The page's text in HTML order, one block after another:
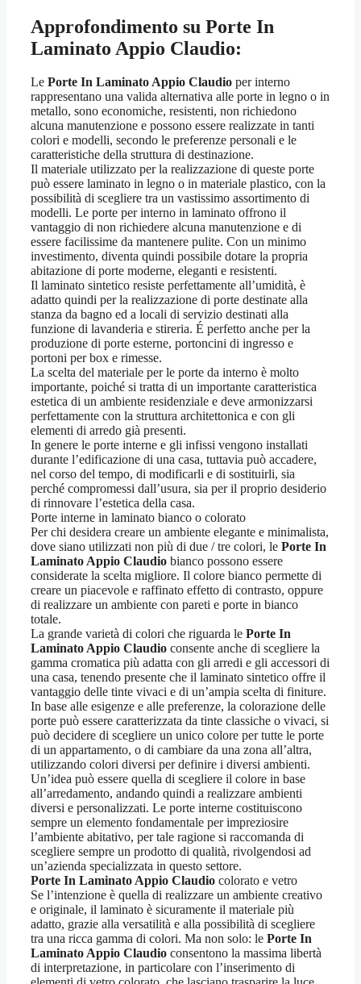
Approfondimento su Porte In
Laminato Appio Claudio:
Le Porte In Laminato Appio Claudio per interno
rappresentano una valida alternativa alle porte in legno o in
metallo, sono economiche, resistenti, non richiedono
alcuna manutenzione e possono essere realizzate in tanti
colori e modelli, secondo le preferenze personali e le
caratteristiche della struttura di destinazione.
Il materiale utilizzato per la realizzazione di queste porte
può essere laminato in legno o in materiale plastico, con la
possibilità di scegliere tra un vastissimo assortimento di
modelli. Le porte per interno in laminato offrono il
vantaggio di non richiedere alcuna manutenzione e di
essere facilissime da mantenere pulite. Con un minimo
investimento, diventa quindi possibile dotare la propria
abitazione di porte moderne, eleganti e resistenti.
Il laminato sintetico resiste perfettamente all’umidità, è
adatto quindi per la realizzazione di porte destinate alla
stanza da bagno ed a locali di servizio destinati alla
funzione di lavanderia e stireria. É perfetto anche per la
produzione di porte esterne, portoncini di ingresso e
portoni per box e rimesse.
La scelta del materiale per le porte da interno è molto
importante, poiché si tratta di un importante caratteristica
estetica di un ambiente residenziale e deve armonizzarsi
perfettamente con la struttura architettonica e con gli
elementi di arredo già presenti.
In genere le porte interne e gli infissi vengono installati
durante l’edificazione di una casa, tuttavia può accadere,
nel corso del tempo, di modificarli e di sostituirli, sia
perché compromessi dall’usura, sia per il proprio desiderio
di rinnovare l’estetica della casa.
Porte interne in laminato bianco o colorato
Per chi desidera creare un ambiente elegante e minimalista,
dove siano utilizzati non più di due / tre colori, le Porte In
Laminato Appio Claudio bianco possono essere
considerate la scelta migliore. Il colore bianco permette di
creare un piacevole e raffinato effetto di contrasto, oppure
di realizzare un ambiente con pareti e porte in bianco
totale.
La grande varietà di colori che riguarda le Porte In
Laminato Appio Claudio consente anche di scegliere la
gamma cromatica più adatta con gli arredi e gli accessori di
una casa, tenendo presente che il laminato sintetico offre il
vantaggio delle tinte vivaci e di un’ampia scelta di finiture.
In base alle esigenze e alle preferenze, la colorazione delle
porte può essere caratterizzata da tinte classiche o vivaci, si
può decidere di scegliere un unico colore per tutte le porte
di un appartamento, o di cambiare da una zona all’altra,
utilizzando colori diversi per definire i diversi ambienti.
Un’idea può essere quella di scegliere il colore in base
all’arredamento, andando quindi a realizzare ambienti
diversi e personalizzati. Le porte interne costituiscono
sempre un elemento fondamentale per impreziosire
l’ambiente abitativo, per tale ragione si raccomanda di
scegliere sempre un prodotto di qualità, rivolgendosi ad
un’azienda specializzata in questo settore.
Porte In Laminato Appio Claudio colorato e vetro
Se l’intenzione è quella di realizzare un ambiente creativo
e originale, il laminato è sicuramente il materiale più
adatto, grazie alla versatilità e alla possibilità di scegliere
tra una ricca gamma di colori. Ma non solo: le Porte In
Laminato Appio Claudio consentono la massima libertà
di interpretazione, in particolare con l’inserimento di